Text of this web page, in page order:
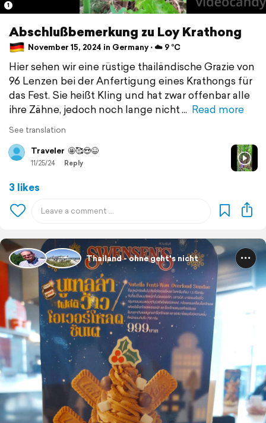
1
Abschlußbemerkung zu Loy Krathong
November 15, 2024 in Germany ⋅ ☁️ 9 °C
Hier sehen wir eine rüstige thailändische Grazie von
96 Lenzen bei der Anfertigung eines Krathongs für
das Fest. Sie heißt Kling und hat zwar offenbar alle
ihre Zähne, jedoch noch lange nicht
Read more
See translation
Traveler 🤩🥰😍😆
11/25/24 Reply
3 likes
Thailand - ohne geht's nicht